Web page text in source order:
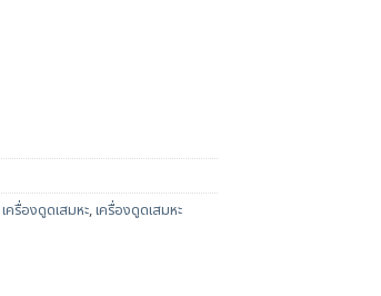
เครื่องดูดเสมหะ,เครื่องดูดเสมหะ